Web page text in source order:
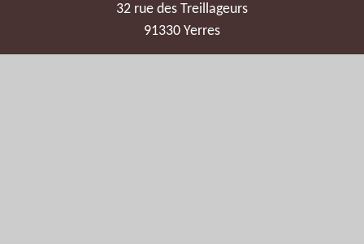
32 rue des Treillageurs
91330 Yerres